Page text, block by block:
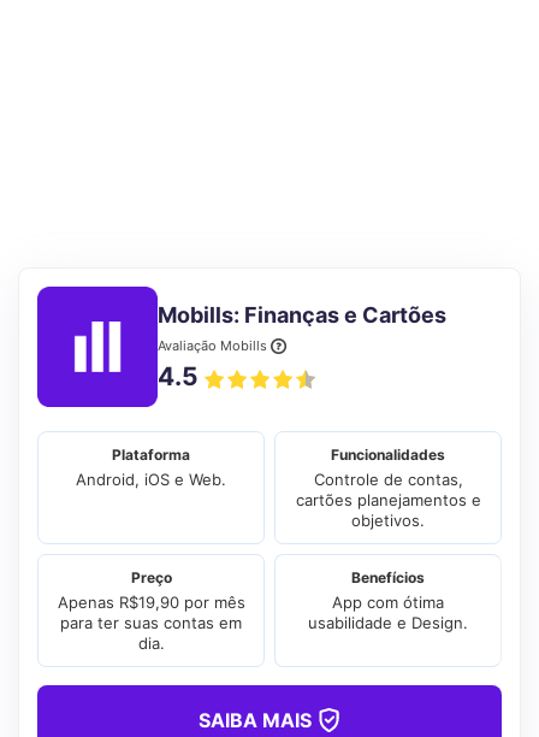
Mobills: Finanças e Cartões
Avaliação Mobills
4.5
Plataforma
Android, iOS e Web.
Funcionalidades
Controle de contas,
cartões planejamentos e
objetivos.
Preço
Apenas R$19,90 por mês
para ter suas contas em
dia.
Benefícios
App com ótima
usabilidade e Design.
SAIBA MAIS